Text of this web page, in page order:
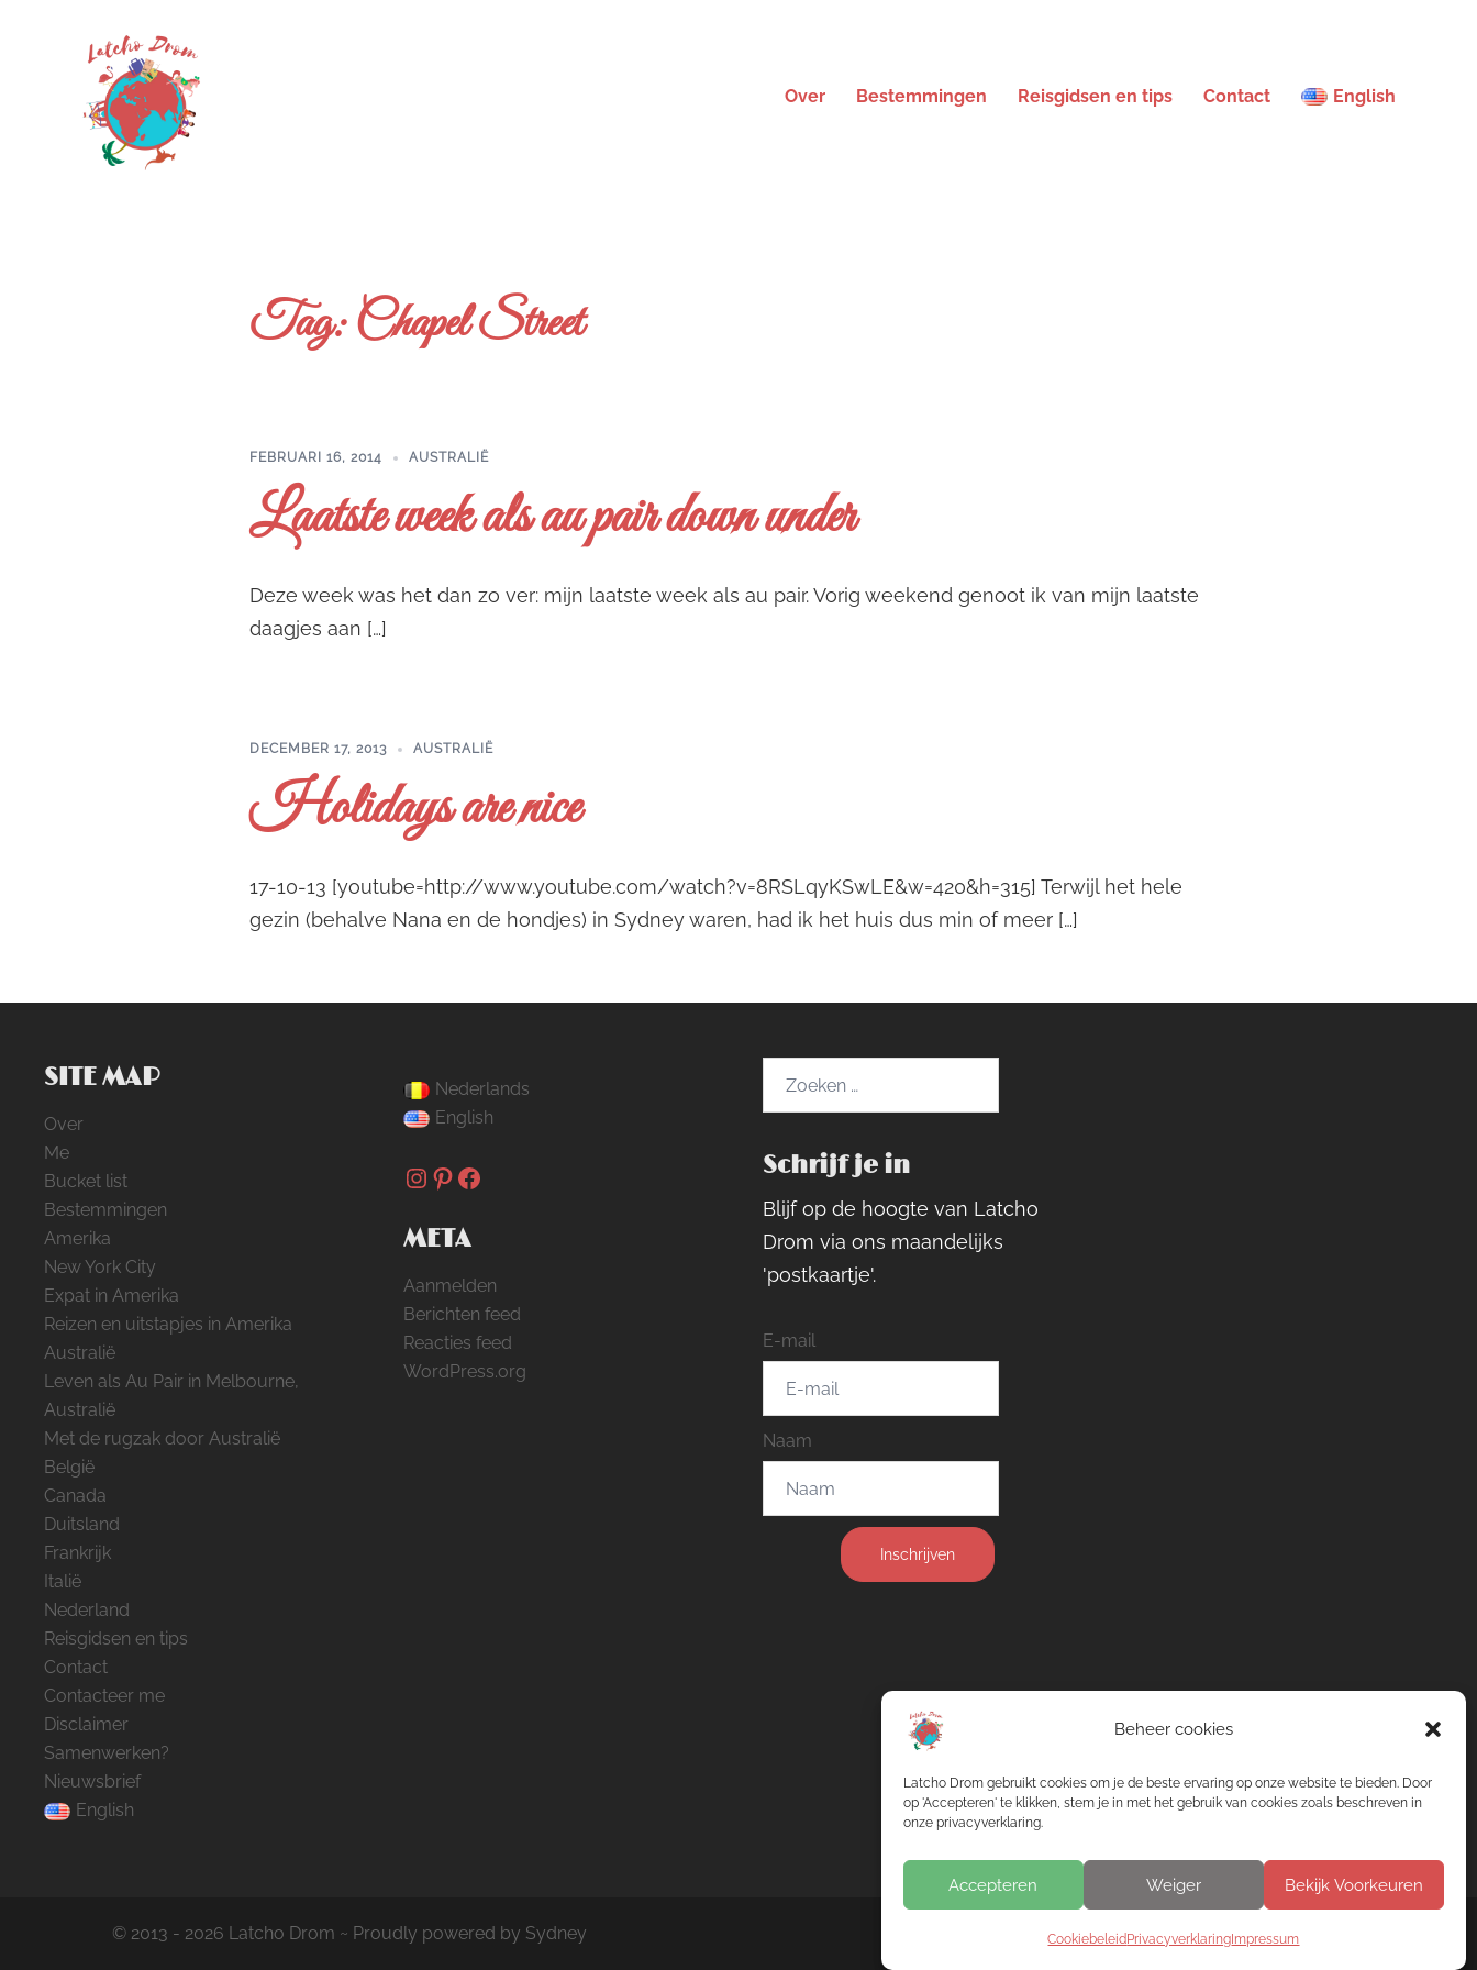
Beheer cookies
Latcho Drom gebruikt cookies om je de beste ervaring op onze website te bieden. Door
op 'Accepteren' te klikken, stem je in met het gebruik van cookies zoals beschreven in
onze privacyverklaring.
Accepteren Weiger Bekijk Voorkeuren
CookiebeleidPrivacyverklaring Impressum
Over Bestemmingen Reisgidsen en tips Contact English
Tag:Chapel Street
FEBRUARI 16, 2014 AUSTRALIË
Laatste week als au pair down under
Deze week was het dan zo ver: mijn laatste week als au pair. Vorig weekend genoot ik van mijn laatste
daagjes aan […]
DECEMBER 17, 2013 AUSTRALIË
Holidays are nice
17-10-13 [youtube=http://www.youtube.com/watch?v=8RSLqyKSwLE&w=420&h=315] Terwijl het hele
gezin (behalve Nana en de hondjes) in Sydney waren, had ik het huis dus min of meer […]
SITE MAP
Over
Me
Bucket list
Bestemmingen
Amerika
New York City
Expat in Amerika
Reizen en uitstapjes in Amerika
Australië
Leven als Au Pair in Melbourne,
Australië
Met de rugzak door Australië
België
Canada
Duitsland
Frankrijk
Italië
Nederland
Reisgidsen en tips
Contact
Contacteer me
Disclaimer
Samenwerken?
Nieuwsbrief
English
Nederlands
English
Instagram
Pinterest
Facebook
META
Aanmelden
Berichten feed
Reacties feed
WordPress.org
naar:
Schrijf je in
Blijf op de hoogte van Latcho
Drom via ons maandelijks
'postkaartje'.
E-mail
Naam
Inschrijven
© 2013 - 2026 Latcho Drom ~ Proudly powered by Sydney